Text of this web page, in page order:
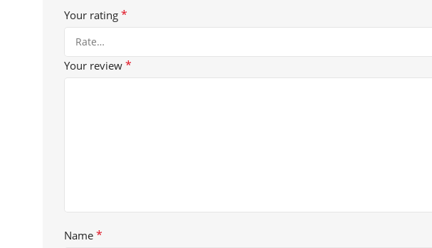
Your rating *
Your review *
Name *